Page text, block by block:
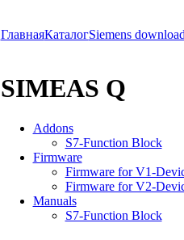
ГлавнаяКаталогSiemens
SIMEAS Q
Addons
S7-Function Block
Firmware
Firmware for V1-
Firmware for V2-
Manuals
S7-Function Block